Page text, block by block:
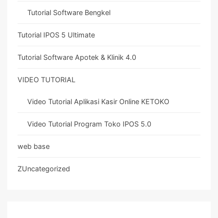
Tutorial Software Bengkel
Tutorial IPOS 5 Ultimate
Tutorial Software Apotek & Klinik 4.0
VIDEO TUTORIAL
Video Tutorial Aplikasi Kasir Online KETOKO
Video Tutorial Program Toko IPOS 5.0
web base
ZUncategorized